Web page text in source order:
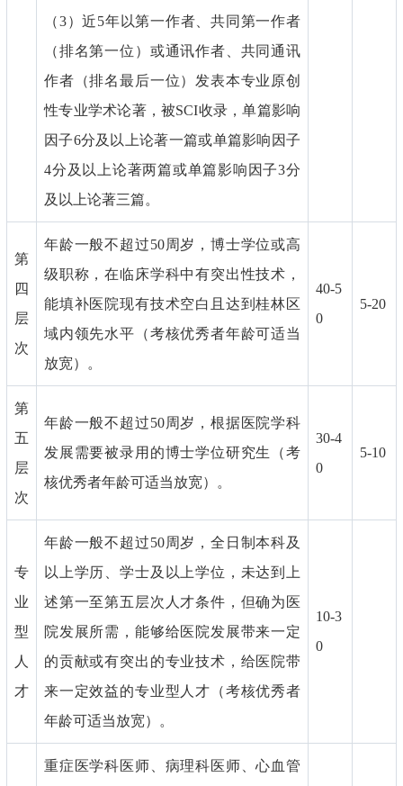
（3）近5年以第一作者、共同第一作者
（排名第一位）或通讯作者、共同通讯
作者（排名最后一位）发表本专业原创
性专业学术论著，被SCI收录，单篇影响
因子6分及以上论著一篇或单篇影响因子
4分及以上论著两篇或单篇影响因子3分
及以上论著三篇。
第
四
层
次
年龄一般不超过50周岁，博士学位或高
级职称，在临床学科中有突出性技术，
能填补医院现有技术空白且达到桂林区
域内领先水平（考核优秀者年龄可适当
放宽）。
40-5
0
5-20
第
五
层
次
年龄一般不超过50周岁，根据医院学科
发展需要被录用的博士学位研究生（考
核优秀者年龄可适当放宽）。
30-4
0
5-10
专
业
型
人
才
年龄一般不超过50周岁，全日制本科及
以上学历、学士及以上学位，未达到上
述第一至第五层次人才条件，但确为医
院发展所需，能够给医院发展带来一定
的贡献或有突出的专业技术，给医院带
来一定效益的专业型人才（考核优秀者
年龄可适当放宽）。
10-3
0
重症医学科医师、病理科医师、心血管